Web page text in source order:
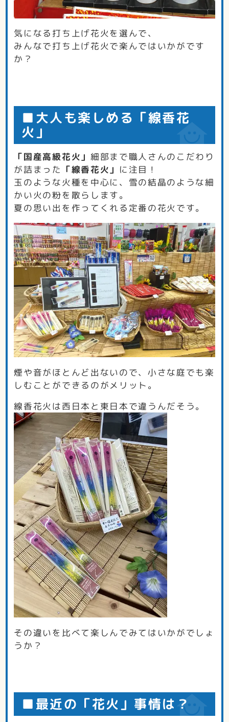
気になる打ち上げ花火を選んで、
みんなで打ち上げ花火で楽んではいかがです
か？
■大人も楽しめる「線香花
火」
「国産高級花火」 細部まで職人さんのこだわり
が詰まった 「線香花火」 に注目！
玉のような火種を中心に、雪の結晶のような細
かい火の粉を散らします。
夏の思い出を作ってくれる定番の花火です。
煙や音がほとんど出ないので、小さな庭でも楽
しむことができるのがメリット。
線香花火は西日本と東日本で違うんだそう。
その違いを比べて楽しんでみてはいかがでしょ
うか？
■最近の「花火」事情は？